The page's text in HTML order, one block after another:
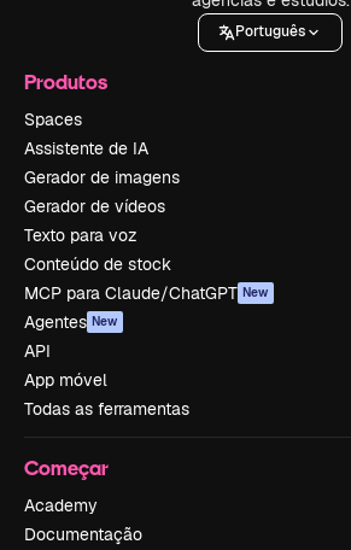
Português
Produtos
Spaces
Assistente de IA
Gerador de imagens
Gerador de vídeos
Texto para voz
Conteúdo de stock
MCP para Claude/ChatGPT New
Agentes New
API
App móvel
Todas as ferramentas
Começar
Academy
Documentação